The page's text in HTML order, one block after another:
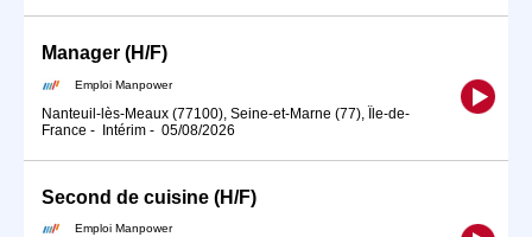
Manager (H/F)
Emploi Manpower
Nanteuil-lès-Meaux (77100), Seine-et-Marne (77), Île-de-
France - Intérim - 05/08/2026
Second de cuisine (H/F)
Emploi Manpower